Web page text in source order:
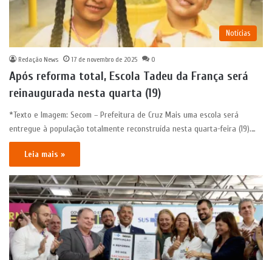
Notícias
Redação News 17 de novembro de 2025 0
Após reforma total, Escola Tadeu da França será
reinaugurada nesta quarta (19)
*Texto e Imagem: Secom – Prefeitura de Cruz Mais uma escola será
entregue à população totalmente reconstruída nesta quarta-feira (19).…
Leia mais »